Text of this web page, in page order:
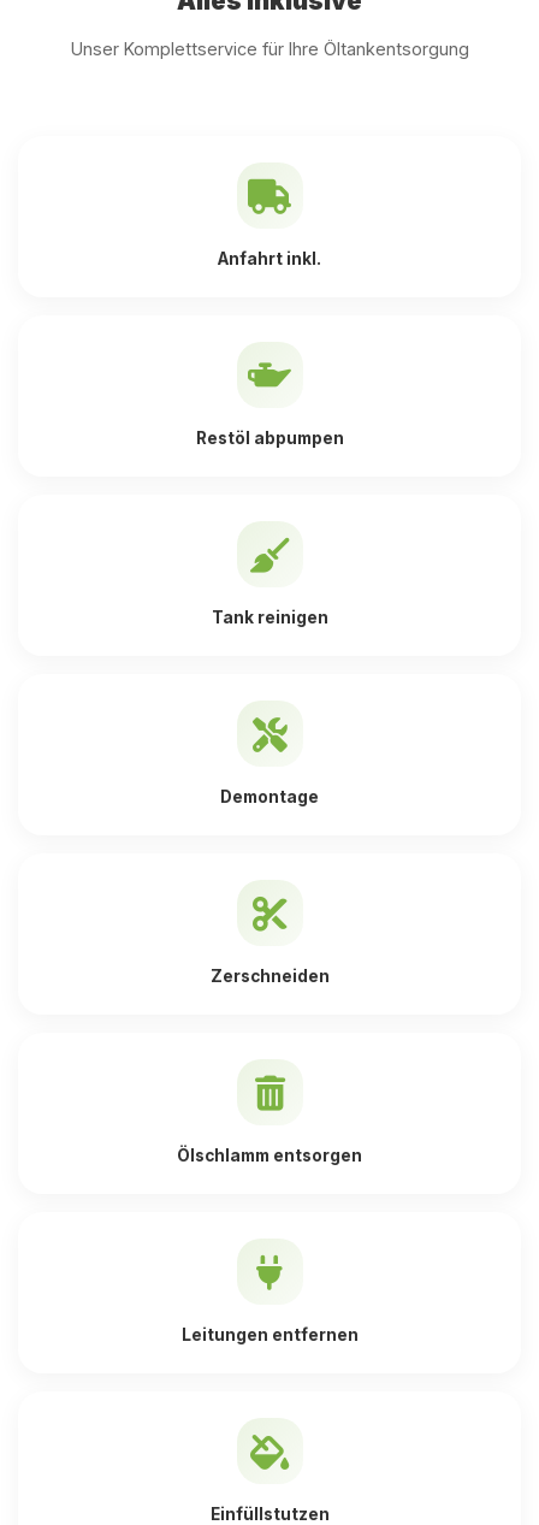
Unser Komplettservice für Ihre Öltankentsorgung
Anfahrt inkl.
Restöl abpumpen
Tank reinigen
Demontage
Zerschneiden
Ölschlamm entsorgen
Leitungen entfernen
Einfüllstutzen